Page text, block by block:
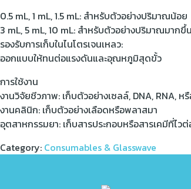
0.5 mL, 1 mL, 1.5 mL: สำหรับตัวอย่างปริมาณน้อย
3 mL, 5 mL, 10 mL: สำหรับตัวอย่างปริมาณมากขึ้น
รองรับการเก็บในไนโตรเจนเหลว:
ออกแบบให้ทนต่อแรงดันและอุณหภูมิสุดขั้ว
การใช้งาน
งานวิจัยชีวภาพ: เก็บตัวอย่างเซลล์, DNA, RNA, ห
งานคลินิก: เก็บตัวอย่างเลือดหรือพลาสมา
อุตสาหกรรมยา: เก็บสารประกอบหรือสารเคมีที่ไ
Category: Consumables & Glasswave